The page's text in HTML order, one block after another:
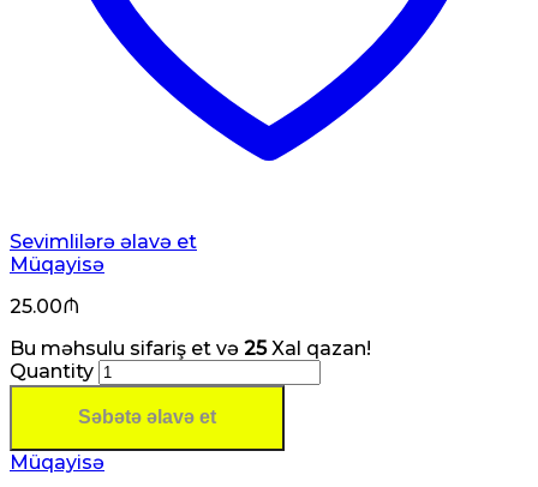
Sevimlilərə əlavə et
Müqayisə
25.00₼
Bu məhsulu sifariş et və 25Xal qazan!
Quantity
Səbətə əlavə et
Müqayisə